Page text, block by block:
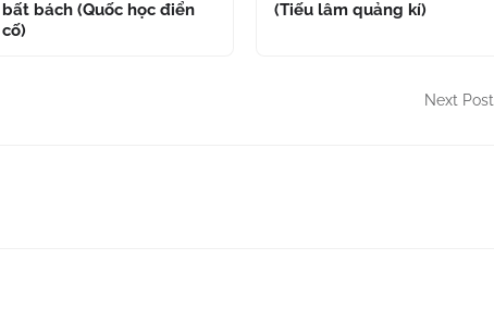
bất bách (Quốc học điển
cố)
(Tiếu lâm quảng kí)
Next Post